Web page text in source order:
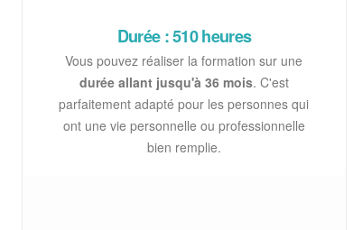
Durée : 510 heures
Vous pouvez réaliser la formation sur une
durée allant jusqu'à 36 mois. C'est
parfaitement adapté pour les personnes qui
ont une vie personnelle ou professionnelle
bien remplie.